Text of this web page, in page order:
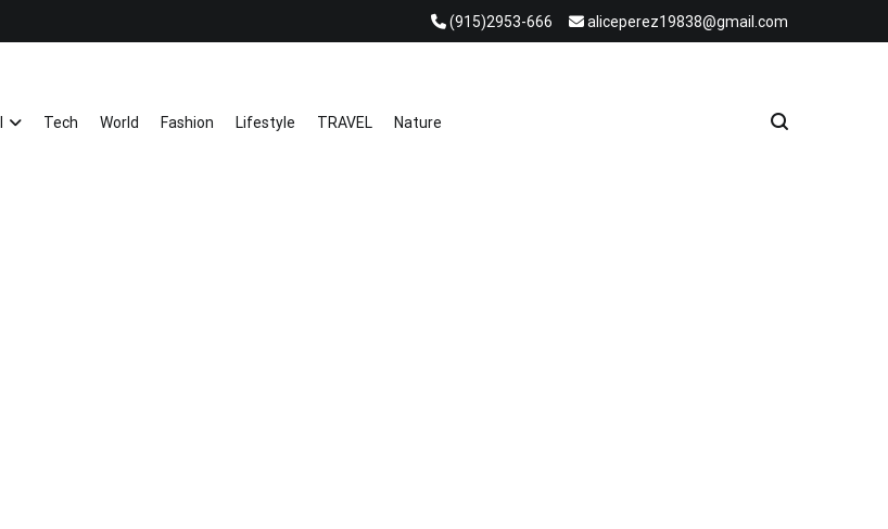
(915)2953-666 aliceperez19838@gmail.com
Tech World Fashion Lifestyle TRAVEL Nature